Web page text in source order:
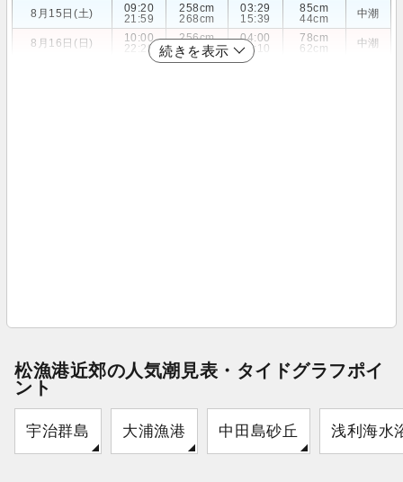
8月15日(土)
09:20
21:59
258cm
268cm
03:29
15:39
85cm
44cm
中潮
8月16日(日)
10:00
22:29
256cm
261cm
04:00
16:10
78cm
62cm
中潮
続きを表示
松漁港近郊の人気潮見表・タイドグラフポイ
ント
宇治群島 大浦漁港 中田島砂丘 浅利海水